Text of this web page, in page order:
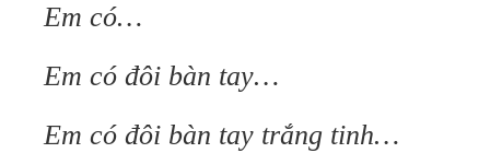
Em có…
Em có đôi bàn tay…
Em có đôi bàn tay trắng tinh…